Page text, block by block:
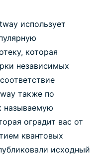
использует
которая
независимых
также по
называемую
оградит вас от
квантовых
исходный